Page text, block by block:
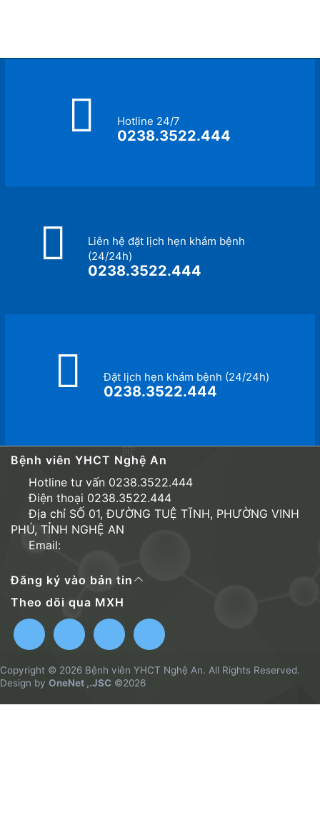
Hotline 24/7
0238.3522.444
Liên hệ đặt lịch hẹn khám bệnh
(24/24h)
0238.3522.444
Đặt lịch hẹn khám bệnh (24/24h)
0238.3522.444
Bệnh viên YHCT Nghệ An
Hotline tư vấn 0238.3522.444
Điện thoại 0238.3522.444
Địa chỉ SỐ 01, ĐƯỜNG TUỆ TĨNH, PHƯỜNG VINH
PHÚ, TỈNH NGHỆ AN
Email:
Đăng ký vào bản tin
Theo dõi qua MXH
Copyright © 2026 Bệnh viên YHCT Nghệ An. All Rights Reserved.
Design by OneNet ,.JSC ©2026